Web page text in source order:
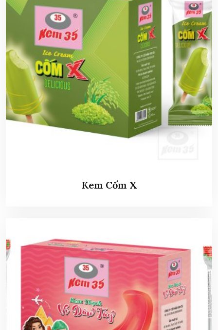
Kem Cốm X